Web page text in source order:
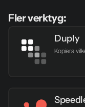
Fler verktyg:
Duply
Kopiera